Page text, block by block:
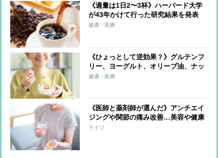
《適量は1日2〜3杯》ハーバード大学
が43年かけて行った研究結果を発表
「コーヒーを習慣的に飲むと認知症リ
健康・医療
《ひょっとして逆効果？》グルテンフ
リー、ヨーグルト、オリーブ油、ナッ
ツ類、減塩生活…注意したい日本人の
健康・医療
《医師と薬剤師が選んだ》アンチエイ
ジングや関節の痛み改善…美容や健康
の効果が期待できるサプリ もっとも
ライフ